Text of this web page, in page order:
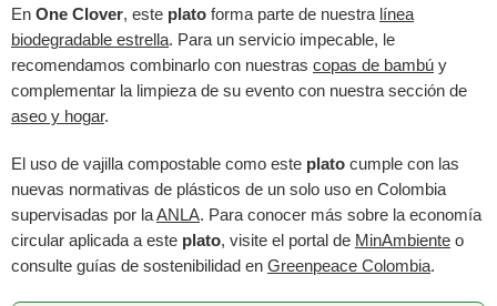
En One Clover, este plato forma parte de nuestra línea
biodegradable estrella. Para un servicio impecable, le
recomendamos combinarlo con nuestras copas de bambú y
complementar la limpieza de su evento con nuestra sección de
aseo y hogar.
El uso de vajilla compostable como este plato cumple con las
nuevas normativas de plásticos de un solo uso en Colombia
supervisadas por laANLA. Para conocer más sobre la economía
circular aplicada a este plato, visite el portal de MinAmbiente o
consulte guías de sostenibilidad en Greenpeace Colombia.